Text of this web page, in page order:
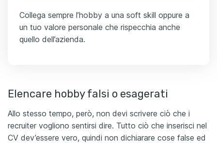
Collega sempre l’hobby a una soft skill oppure a
un tuo valore personale che rispecchia anche
quello dell’azienda.
Elencare hobby falsi o esagerati
Allo stesso tempo, però, non devi scrivere ciò che i
recruiter vogliono sentirsi dire. Tutto ciò che inserisci nel
CV dev’essere vero, quindi non dichiarare cose false ed